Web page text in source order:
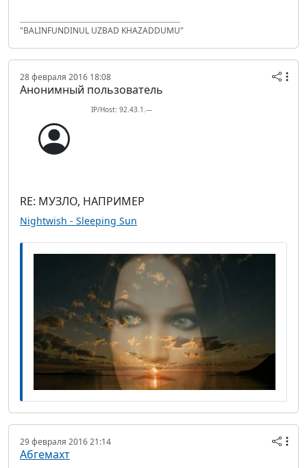
"BALINFUNDINUL UZBAD KHAZADDUMU"
28 февраля 2016 18:08
Анонимный пользователь
IP/Host: 92.43.1.---
RE: МУЗЛО, НАПРИМЕР
Nightwish - Sleeping Sun
29 февраля 2016 21:14
Абгемахт